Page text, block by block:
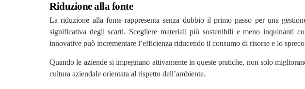
Riduzione alla fonte
La riduzione alla fonte rappresenta senza dubbio il primo passo per una
significativa degli scarti. Scegliere materiali più sostenibili e meno inquinanti
innovative può incrementare l’efficienza riducendo il consumo di risorse e lo
Quando le aziende si impegnano attivamente in queste pratiche, non solo
cultura aziendale orientata al rispetto dell’ambiente.